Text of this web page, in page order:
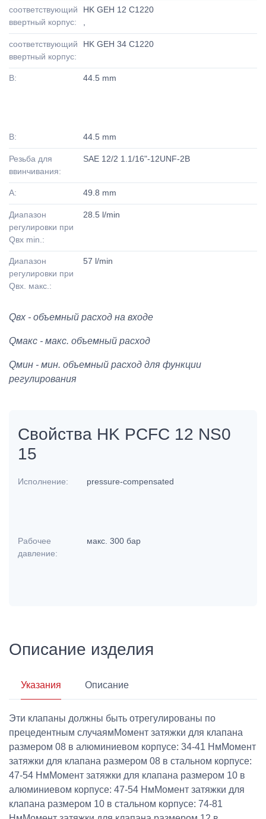
соответствующий
ввертный корпус:
HK GEH 12 C1220
,
соответствующий
ввертный корпус:
HK GEH 34 C1220
B: 44.5 mm
B: 44.5 mm
Резьба для
ввинчивания:
SAE 12/2 1.1/16"-12UNF-2B
A: 49.8 mm
Диапазон
регулировки при
Qвх min.:
28.5 l/min
Диапазон
регулировки при
Qвх. макс.:
57 l/min
Qвх - объемный расход на входе
Qмакс - макс. объемный расход
Qмин - мин. объемный расход для функции
регулирования
Свойства HK PCFC 12 NS0
15
Исполнение: pressure-compensated
Рабочее
давление:
макс. 300 бар
Описание изделия
Указания Описание
Эти клапаны должны быть отрегулированы по
прецедентным случаямМомент затяжки для клапана
размером 08 в алюминиевом корпусе: 34-41 НмМомент
затяжки для клапана размером 08 в стальном корпусе:
47-54 НмМомент затяжки для клапана размером 10 в
алюминиевом корпусе: 47-54 НмМомент затяжки для
клапана размером 10 в стальном корпусе: 74-81